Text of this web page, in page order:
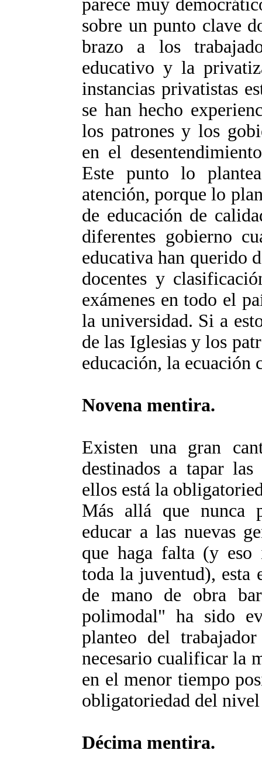
parece muy
sobre un punto clave
brazo a los
educativo y la
instancias privatistas
se han hecho
los patrones y los
en el
Este punto lo
atención, porque lo
de educación de
diferentes gobierno
educativa han querido
docentes y
exámenes en todo el
la universidad. Si a
de las Iglesias y los
educación, la ecuación
Novena mentira.
Existen una gran
destinados a tapar las
ellos está la
Más allá que nunca
educar a las nuevas
que haga falta (y eso
toda la juventud), esta
de mano de obra
polimodal" ha sido
planteo del
necesario cualificar la
en el menor tiempo
obligatoriedad del
Décima mentira.